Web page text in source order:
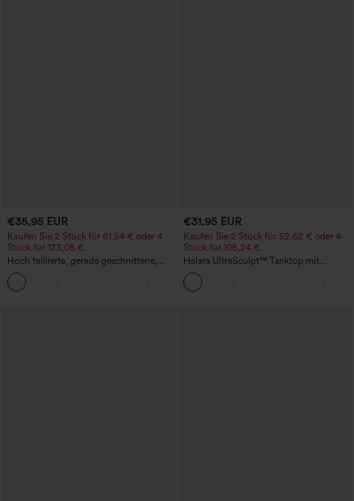
€35,95 EUR
Kaufen Sie 2 Stück für 61,54 € oder 4
Stück für 123,08 €.
Hoch taillierte, gerade geschnittene,
legere Leinen-Optik-Hose mit Taschen
€31,95 EUR
Kaufen Sie 2 Stück für 52,62 € oder 4
Stück für 105,24 €.
Halara UltraSculpt™ Tanktop mit
Rundhalsausschnitt und
geschwungenem Saum